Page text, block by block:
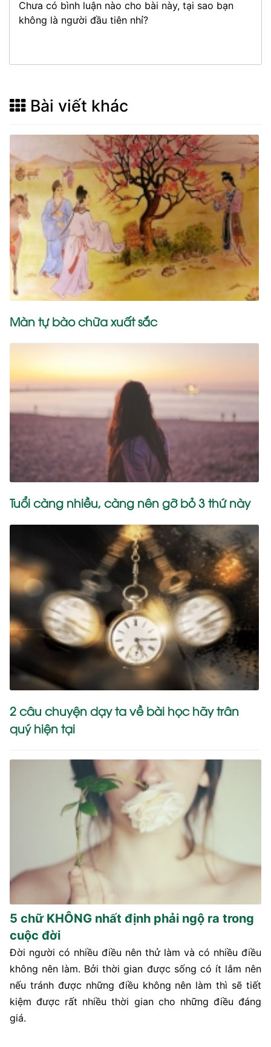
Chưa có bình luận nào cho bài này, tại sao bạn
không là người đầu tiên nhỉ?
Bài viết khác
Màn tự bào chữa xuất sắc
Tuổi càng nhiều, càng nên gỡ bỏ 3 thứ này
2 câu chuyện dạy ta về bài học hãy trân
quý hiện tại
5 chữ KHÔNG nhất định phải ngộ ra trong
cuộc đời
Đời người có nhiều điều nên thử làm và có nhiều điều
không nên làm. Bởi thời gian được sống có ít lắm nên
nếu tránh được những điều không nên làm thì sẽ tiết
kiệm được rất nhiều thời gian cho những điều đáng
giá.